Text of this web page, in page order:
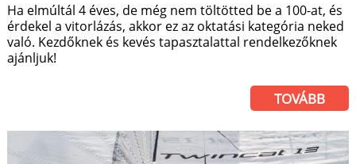
Ha elmúltál 4 éves, de még nem töltötted be a 100-at, és
érdekel a vitorlázás, akkor ez az oktatási kategória neked
való. Kezdőknek és kevés tapasztalattal rendelkezőknek
ajánljuk!
TOVÁBB